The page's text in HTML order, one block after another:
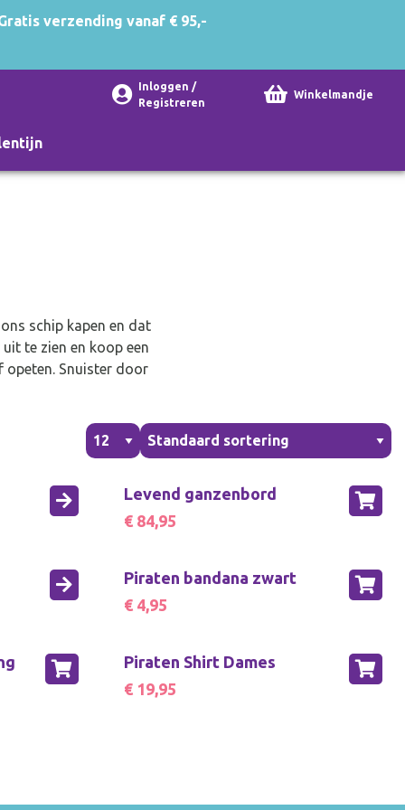
verzending vanaf € 95,-
Inloggen /
Registreren
Winkelmandje
Spandoeken
Spelletjes en boekjes
Verkleedkleding
Voor moederdag
Zwangerschapskettingen
versiering
met naam
banners
moederdag
versiering
met naam
schip kapen en dat
te zien en koop een
opeten. Snuister door
Levend ganzenbord
€ 84,95
Piraten bandana zwart
€ 4,95
Piraten Shirt Dames
€ 19,95